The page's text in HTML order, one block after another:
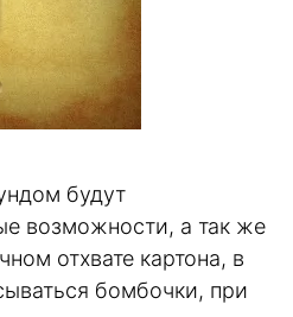
будут
возможности, а так же
отхвате картона, в
бомбочки, при